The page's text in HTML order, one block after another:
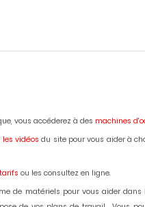
vous accéderez à des machines
vidéos du site pour vous aider à
ou les consultez en ligne.
de matériels pour vous aider